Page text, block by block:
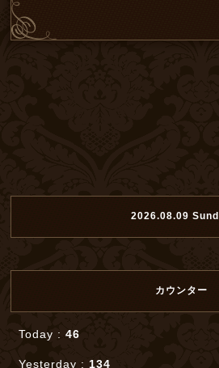
2026.08.09
カウンター
Today :46
Yesterday : 134